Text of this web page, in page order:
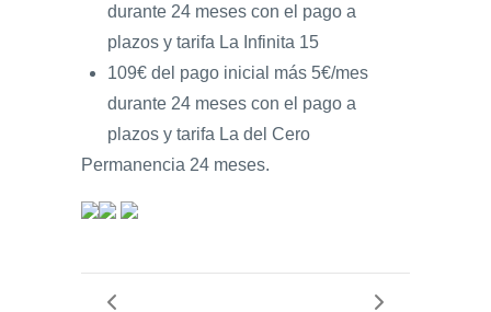
durante 24 meses con el pago a
plazos y tarifa La Infinita 15
109€ del pago inicial más 5€/mes
durante 24 meses con el pago a
plazos y tarifa La del Cero
Permanencia 24 meses.